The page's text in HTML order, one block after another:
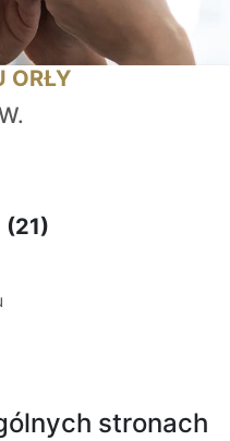
ORŁY
(21)
stronach